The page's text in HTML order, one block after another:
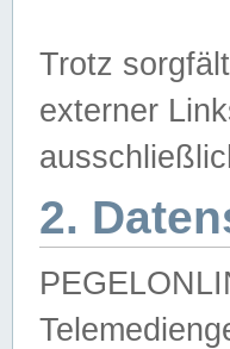
Trotz
externer
2.